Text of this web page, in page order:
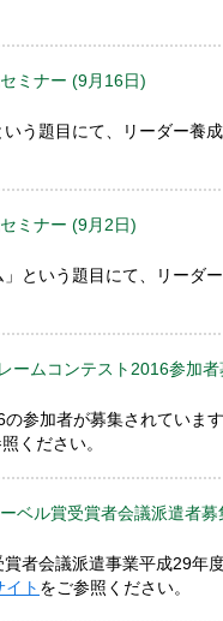
ミナー (9月16日)
いう題目にて、リーダー
ミナー (9月2日)
」という題目にて、リー
ームコンテスト2016参加
参加者が募集されていま
ください。
ベル賞受賞者会議派遣者募
者会議派遣事業平成29年
ト をご参照ください。